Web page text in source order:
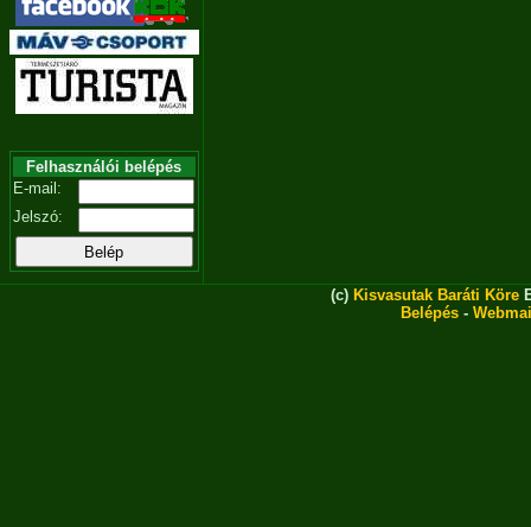
Felhasználói belépés
E-mail:
Jelszó:
(c) Kisvasutak Baráti Köre
Belépés -